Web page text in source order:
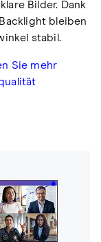
Bilder. Dank
bleiben
stabil.
Sie mehr